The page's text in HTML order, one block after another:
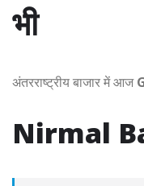
भी
अंतरराष्ट्रीय बाजार में आज
Nirmal